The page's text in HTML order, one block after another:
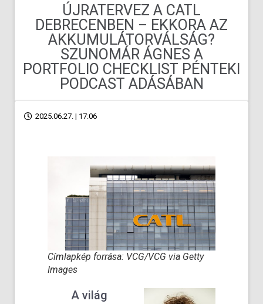
ÚJRATERVEZ A CATL
DEBRECENBEN – EKKORA AZ
AKKUMULÁTORVÁLSÁG?
SZUNOMÁR ÁGNES A
PORTFOLIO CHECKLIST PÉNTEKI
PODCAST ADÁSÁBAN
2025.06.27. | 17:06
Címlapkép forrása: VCG/VCG via Getty
Images
A világ